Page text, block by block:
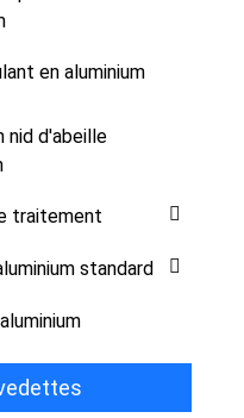
en aluminium
nid d'abeille
traitement
standard